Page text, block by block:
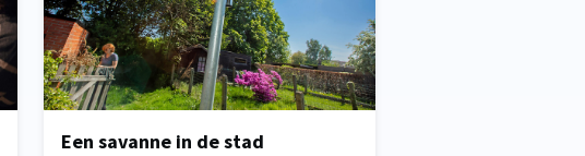
Een savanne in de stad